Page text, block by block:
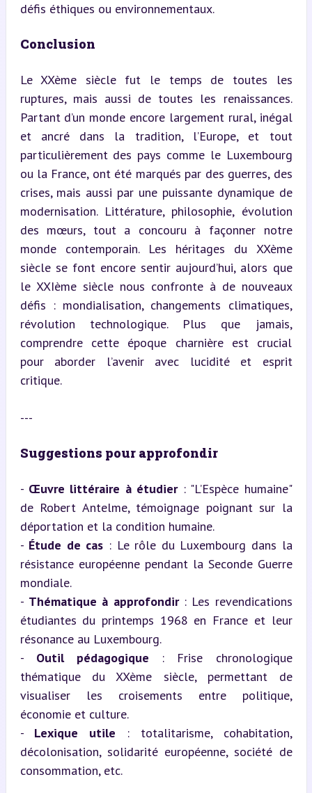
défis éthiques ou environnementaux.
Conclusion
Le XXème siècle fut le temps de toutes les
ruptures, mais aussi de toutes les renaissances.
Partant d’un monde encore largement rural, inégal
et ancré dans la tradition, l’Europe, et tout
particulièrement des pays comme le Luxembourg
ou la France, ont été marqués par des guerres, des
crises, mais aussi par une puissante dynamique de
modernisation. Littérature, philosophie, évolution
des mœurs, tout a concouru à façonner notre
monde contemporain. Les héritages du XXème
siècle se font encore sentir aujourd’hui, alors que
le XXIème siècle nous confronte à de nouveaux
défis : mondialisation, changements climatiques,
révolution technologique. Plus que jamais,
comprendre cette époque charnière est crucial
pour aborder l’avenir avec lucidité et esprit
critique.
---
Suggestions pour approfondir
- Œuvre littéraire à étudier : "L’Espèce humaine"
de Robert Antelme, témoignage poignant sur la
déportation et la condition humaine.
- Étude de cas : Le rôle du Luxembourg dans la
résistance européenne pendant la Seconde Guerre
mondiale.
- Thématique à approfondir : Les revendications
étudiantes du printemps 1968 en France et leur
résonance au Luxembourg.
- Outil pédagogique : Frise chronologique
thématique du XXème siècle, permettant de
visualiser les croisements entre politique,
économie et culture.
- Lexique utile : totalitarisme, cohabitation,
décolonisation, solidarité européenne, société de
consommation, etc.